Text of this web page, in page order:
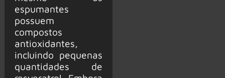
espumantes
possuem
compostos
antioxidantes,
incluindo pequenas
quantidades de